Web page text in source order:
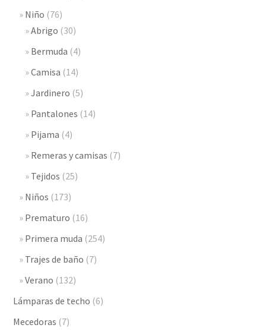
Niño (76)
Abrigo (30)
Bermuda (4)
Camisa (14)
Jardinero (5)
Pantalones (14)
Pijama (4)
Remeras y camisas (7)
Tejidos (25)
Niños (173)
Prematuro (16)
Primera muda (254)
Trajes de baño (7)
Verano (132)
Lámparas de techo (6)
Mecedoras (7)